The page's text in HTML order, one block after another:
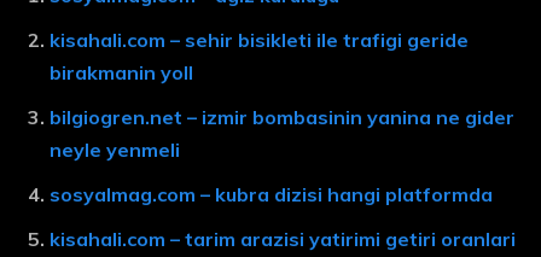
kisahali.com – sehir bisikleti ile trafigi geride
birakmanin yoll
bilgiogren.net – izmir bombasinin yanina ne gider
neyle yenmeli
sosyalmag.com – kubra dizisi hangi platformda
kisahali.com – tarim arazisi yatirimi getiri oranlari